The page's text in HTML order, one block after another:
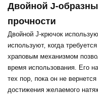
Двойной J-
прочности
Двойной J-крючок
используют, когда
храповым механизмом
время использования. Его
тех пор, пока он не
достижения желаемого